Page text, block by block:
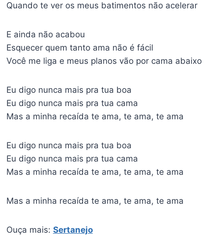
Quando te ver os meus batimentos não acelerar
E ainda não acabou
Esquecer quem tanto ama não é fácil
Você me liga e meus planos vão por cama abaixo
Eu digo nunca mais pra tua boa
Eu digo nunca mais pra tua cama
Mas a minha recaída te ama, te ama, te ama
Eu digo nunca mais pra tua boa
Eu digo nunca mais pra tua cama
Mas a minha recaída te ama, te ama, te ama
Mas a minha recaída te ama, te ama, te ama
Ouça mais: Sertanejo